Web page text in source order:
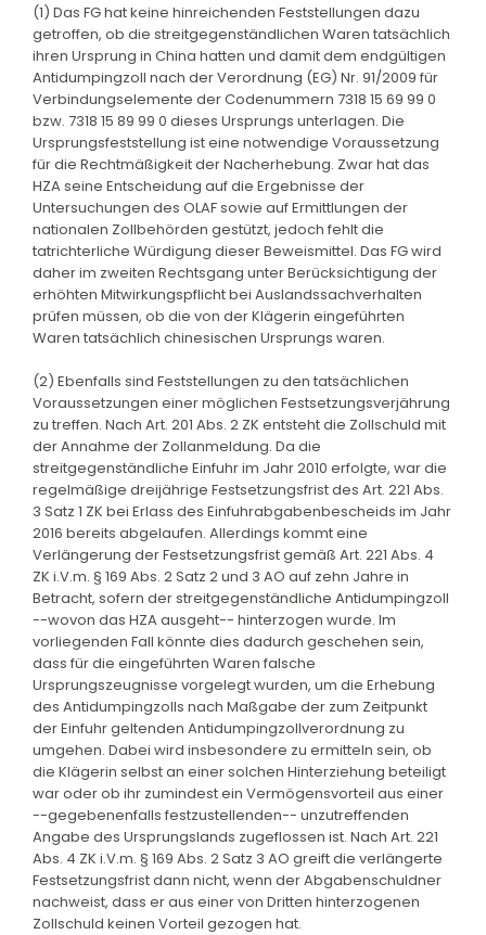
(1) Das FG hat keine hinreichenden Feststellungen dazu
getroffen, ob die streitgegenständlichen Waren tatsächlich
ihren Ursprung in China hatten und damit dem endgültigen
Antidumpingzoll nach der Verordnung (EG) Nr. 91/2009 für
Verbindungselemente der Codenummern 7318 15 69 99 0
bzw. 7318 15 89 99 0 dieses Ursprungs unterlagen. Die
Ursprungsfeststellung ist eine notwendige Voraussetzung
für die Rechtmäßigkeit der Nacherhebung. Zwar hat das
HZA seine Entscheidung auf die Ergebnisse der
Untersuchungen des OLAF sowie auf Ermittlungen der
nationalen Zollbehörden gestützt, jedoch fehlt die
tatrichterliche Würdigung dieser Beweismittel. Das FG wird
daher im zweiten Rechtsgang unter Berücksichtigung der
erhöhten Mitwirkungspflicht bei Auslandssachverhalten
prüfen müssen, ob die von der Klägerin eingeführten
Waren tatsächlich chinesischen Ursprungs waren.
(2) Ebenfalls sind Feststellungen zu den tatsächlichen
Voraussetzungen einer möglichen Festsetzungsverjährung
zu treffen. Nach Art. 201 Abs. 2 ZK entsteht die Zollschuld mit
der Annahme der Zollanmeldung. Da die
streitgegenständliche Einfuhr im Jahr 2010 erfolgte, war die
regelmäßige dreijährige Festsetzungsfrist des Art. 221 Abs.
3 Satz 1 ZK bei Erlass des Einfuhrabgabenbescheids im Jahr
2016 bereits abgelaufen. Allerdings kommt eine
Verlängerung der Festsetzungsfrist gemäß Art. 221 Abs. 4
ZK i.V.m. § 169 Abs. 2 Satz 2 und 3 AO auf zehn Jahre in
Betracht, sofern der streitgegenständliche Antidumpingzoll
--wovon das HZA ausgeht-- hinterzogen wurde. Im
vorliegenden Fall könnte dies dadurch geschehen sein,
dass für die eingeführten Waren falsche
Ursprungszeugnisse vorgelegt wurden, um die Erhebung
des Antidumpingzolls nach Maßgabe der zum Zeitpunkt
der Einfuhr geltenden Antidumpingzollverordnung zu
umgehen. Dabei wird insbesondere zu ermitteln sein, ob
die Klägerin selbst an einer solchen Hinterziehung beteiligt
war oder ob ihr zumindest ein Vermögensvorteil aus einer
--gegebenenfalls festzustellenden-- unzutreffenden
Angabe des Ursprungslands zugeflossen ist. Nach Art. 221
Abs. 4 ZK i.V.m. § 169 Abs. 2 Satz 3 AO greift die verlängerte
Festsetzungsfrist dann nicht, wenn der Abgabenschuldner
nachweist, dass er aus einer von Dritten hinterzogenen
Zollschuld keinen Vorteil gezogen hat.